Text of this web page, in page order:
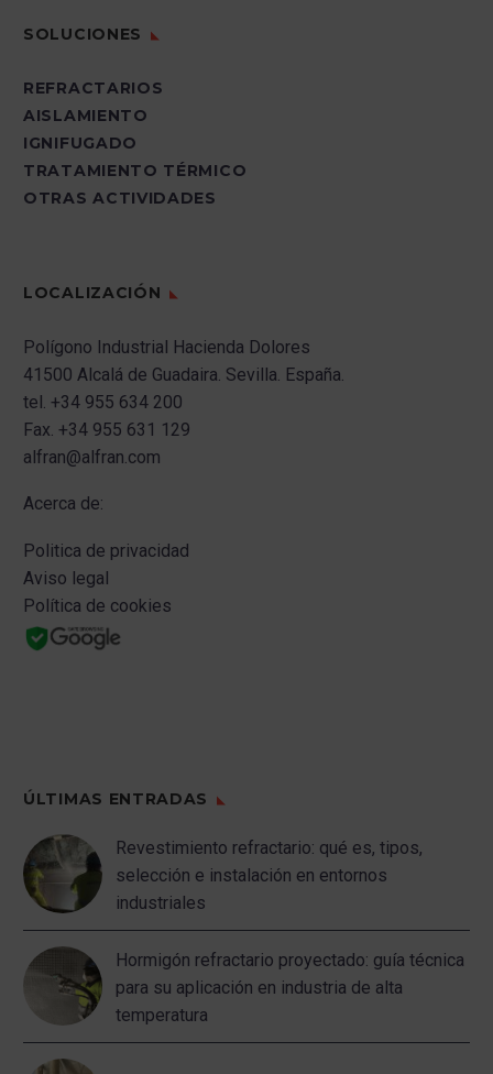
SOLUCIONES
REFRACTARIOS
AISLAMIENTO
IGNIFUGADO
TRATAMIENTO TÉRMICO
OTRAS ACTIVIDADES
LOCALIZACIÓN
Polígono Industrial Hacienda Dolores
41500 Alcalá de Guadaira. Sevilla. España.
tel. +34 955 634 200
Fax. +34 955 631 129
alfran@alfran.com
Acerca de:
Politica de privacidad
Aviso legal
Política de cookies
ÚLTIMAS ENTRADAS
Revestimiento refractario: qué es, tipos,
selección e instalación en entornos
industriales
Hormigón refractario proyectado: guía técnica
para su aplicación en industria de alta
temperatura